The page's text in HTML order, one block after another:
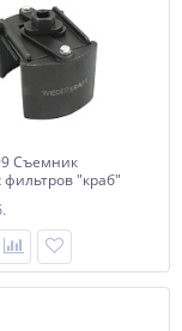
Съемник
"краб"